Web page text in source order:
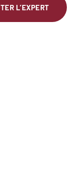
L’EXPERT